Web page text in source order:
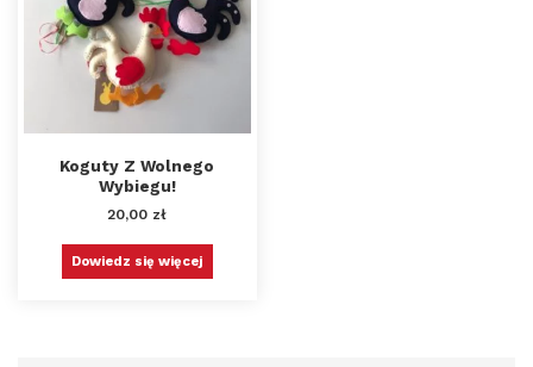
Koguty Z Wolnego
Wybiegu!
20,00 zł
Dowiedz się więcej